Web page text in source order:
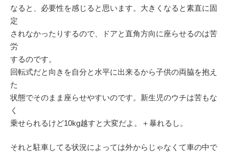
なると、必要性を感じると思います。大きくなると素直に固
定
されなかったりするので、ドアと直角方向に座らせるのは苦
労
するのです。
回転式だと向きを自分と水平に出来るから子供の両脇を抱え
た
状態でそのまま座らせやすいのです。新生児のウチは苦もな
く
乗せられるけど10kg越すと大変だよ。＋暴れるし。
それと駐車してる状況によっては外からじゃなくて車の中で